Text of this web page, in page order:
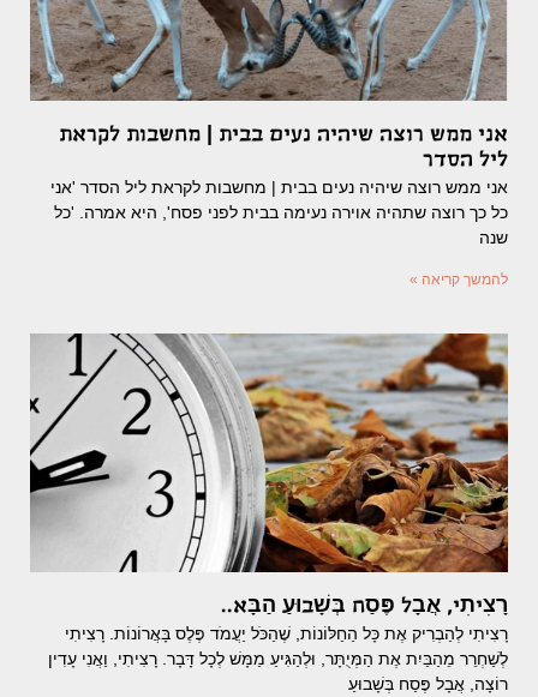
אני ממש רוצה שיהיה נעים בבית | מחשבות לקראת
ליל הסדר
אני ממש רוצה שיהיה נעים בבית | מחשבות לקראת ליל הסדר 'אני
כל כך רוצה שתהיה אוירה נעימה בבית לפני פסח', היא אמרה. 'כל
שנה
להמשך קריאה »
רָצִיתִי, אֲבָל פֶּסַח בְּשָׁבוּעַ הַבָּא..
רָצִיתִי לְהַבְרִיק אֶת כָּל הַחַלּוֹנוֹת, שֶׁהַכֹּל יַעֲמֹד פֶּלֶס בָּאֲרוֹנוֹת. רָצִיתִי
לְשַׁחְרֵר מֵהַבַּיִת אֶת הַמְּיֻתָּר, וּלְהַגִּיעַ מַמָּשׁ לְכָל דָּבָר. רָצִיתִי, וַאֲנִי עָדִין
רוֹצָה, אֲבָל פֶּסַח בְּשָׁבוּעַ